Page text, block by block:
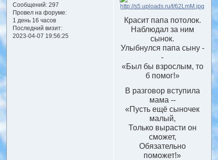
Сообщений:297
Провел на форуме:
1 день 16 часов
Последний визит:
2023-04-07 19:56:25
Красит папа потолок.
Наблюдал за ним
сынок.
Улыбнулся папа сыну -
-
«Был бы взрослым, то
б помог!»
В разговор вступила
мама --
«Пусть ещё сыночек
малый,
Только вырасти он
сможет,
Обязательно
поможет!»